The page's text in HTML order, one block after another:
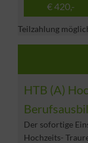
€ 420,-
Teilzahlung
HTB (A)
Der sofortige
Hochzeits-